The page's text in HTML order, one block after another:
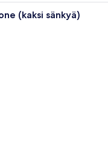
Hotellihuone, jossa on kaksi
(kaksi sänkyä)